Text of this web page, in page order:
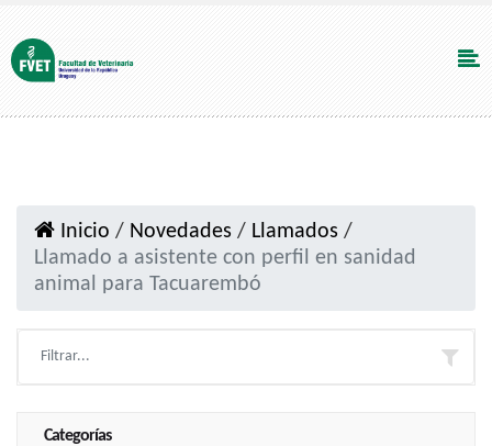
Inicio / Novedades / Llamados /
Llamado a asistente con perfil en sanidad
animal para Tacuarembó
Categorías